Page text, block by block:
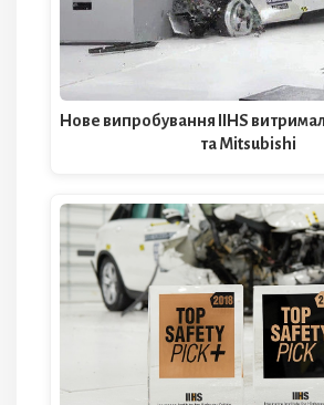
Нове випробування IIHS
та Mitsubishi